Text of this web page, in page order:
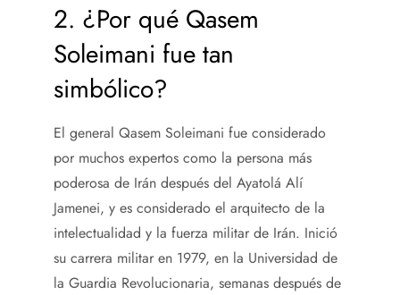
2. ¿Por qué Qasem
Soleimani fue tan
simbólico?
El general Qasem Soleimani fue considerado
por muchos expertos como la persona más
poderosa de Irán después del Ayatolá Alí
Jamenei, y es considerado el arquitecto de la
intelectualidad y la fuerza militar de Irán. Inició
su carrera militar en 1979, en la Universidad de
la Guardia Revolucionaria, semanas después de